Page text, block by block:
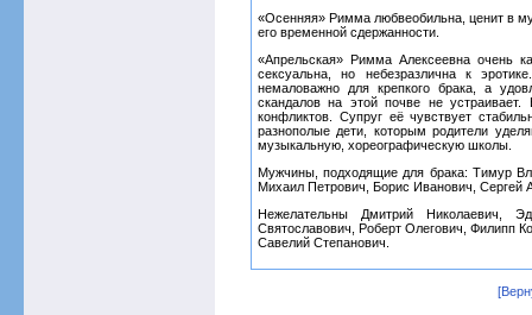
«Осенняя» Римма любвеобильна, ценит в
его временной сдержанности.
«Апрельская» Римма Алексеевна очень
сексуальна, но небезразлична к
немаловажно для крепкого брака, а
скандалов на этой почве не
конфликтов. Супруг её чувствует
разнополые дети, которым родители
музыкальную, хореографическую школы.
Мужчины, подходящие для брака: Тимур
Михаил Петрович, Борис Иванович, Сергей
Нежелательны Дмитрий Николаевич,
Святославович, Роберт Олегович, Филипп
Савелий Степанович.